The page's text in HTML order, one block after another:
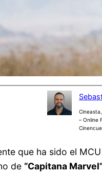
– Online
que ha sido el
de “Capitana